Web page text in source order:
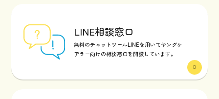
LINE相談窓口
無料のチャットツールLINEを用いてヤングケ
アラー向けの相談窓口を開設しています。